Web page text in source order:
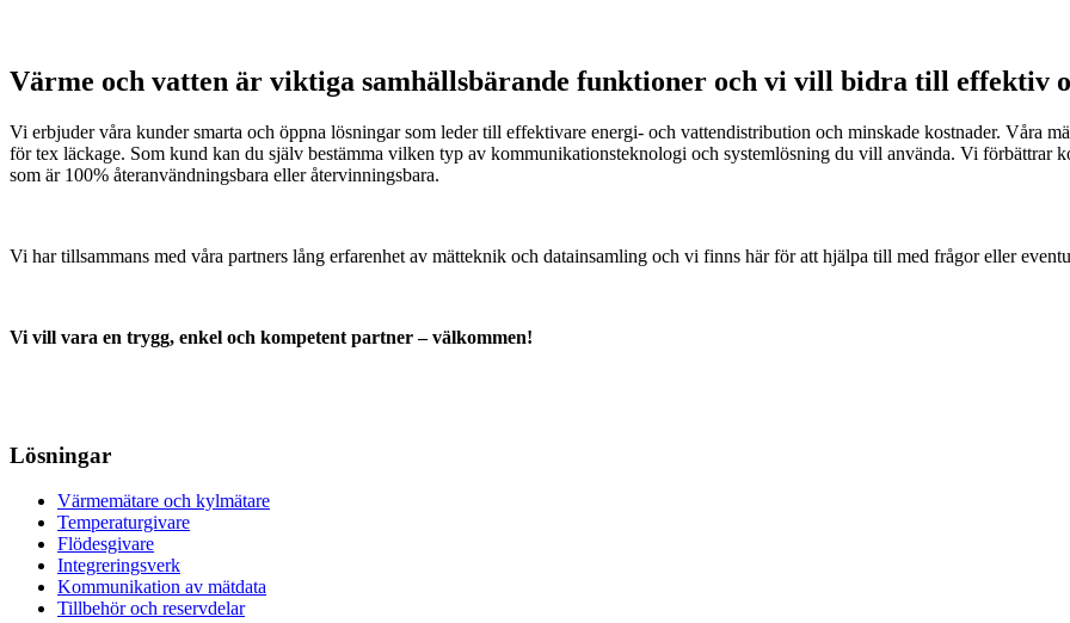
Värme och vatten är viktiga samhällsbärande funktioner och vi vill bidra till effektiv
Vi erbjuder våra kunder smarta och öppna lösningar som leder till effektivare energi- och vattendistribution och minskade kostnader. Våra
för tex läckage. Som kund kan du själv bestämma vilken typ av kommunikationsteknologi och systemlösning du vill använda. Vi förbättrar
som är 100% återanvändningsbara eller återvinningsbara.
Vi har tillsammans med våra partners lång erfarenhet av mätteknik och datainsamling och vi finns här för att hjälpa till med frågor eller
Vi vill vara en trygg, enkel och kompetent partner – välkommen!
Lösningar
Värmemätare och kylmätare
Temperaturgivare
Flödesgivare
Integreringsverk
Kommunikation av mätdata
Tillbehör och reservdelar